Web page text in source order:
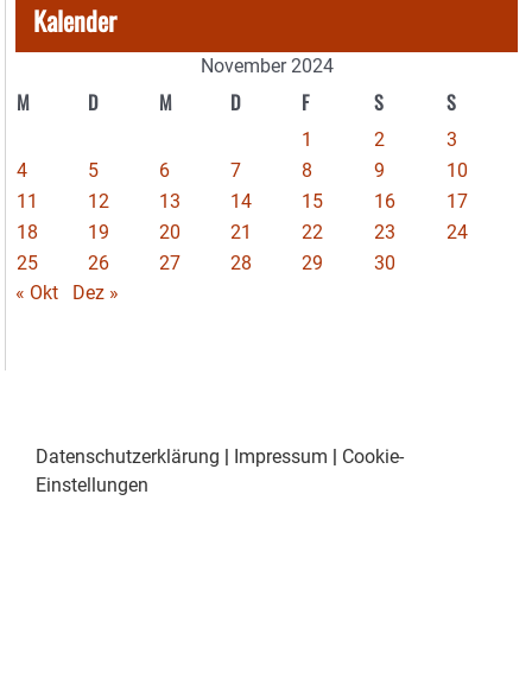
Kalender
November 2024
M D M D F S S
1 2
3
4
5 6 7 8 9
10
11
12 13 14 15 16
17
18
19 20 21 22 23
24
25
26 27 28 29
30
« Okt
Dez »
Datenschutzerklärung Impressum
Cookie-
Einstellungen